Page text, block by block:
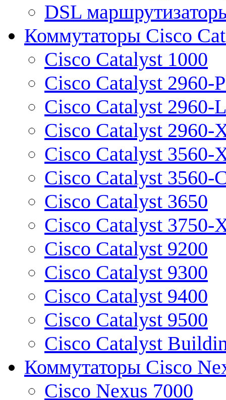
DSL
Коммутаторы Cisco
Cisco Catalyst 1000
Cisco Catalyst 2960-
Cisco Catalyst 2960-L
Cisco Catalyst 2960-
Cisco Catalyst 3560-
Cisco Catalyst 3560-
Cisco Catalyst 3650
Cisco Catalyst 3750-
Cisco Catalyst 9200
Cisco Catalyst 9300
Cisco Catalyst 9400
Cisco Catalyst 9500
Cisco Catalyst
Коммутаторы Cisco
Cisco Nexus 7000